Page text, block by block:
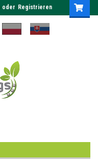
oder Registrieren